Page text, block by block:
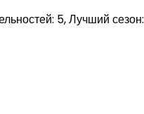
5, Лучший сезон: